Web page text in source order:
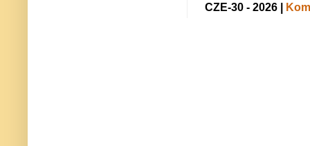
CZE-30 - 2026 |